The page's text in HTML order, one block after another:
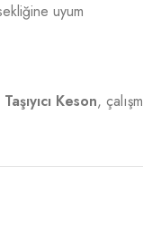
uyum
Keson,